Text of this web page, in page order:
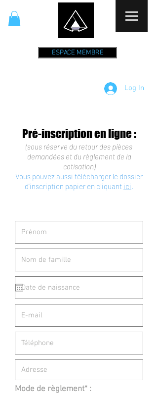
ESPACE MEMBRE
Log In
Pré-inscription en ligne :
(sous réserve du retour des pièces
demandées et du règlement de la
cotisation)
Vous pouvez aussi télécharger le dossier
d'inscription papier en cliquant ici.
Mode de règlement* :